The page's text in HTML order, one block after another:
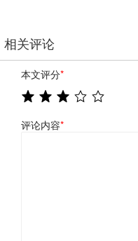
相关评论
本文评分*
评论内容*